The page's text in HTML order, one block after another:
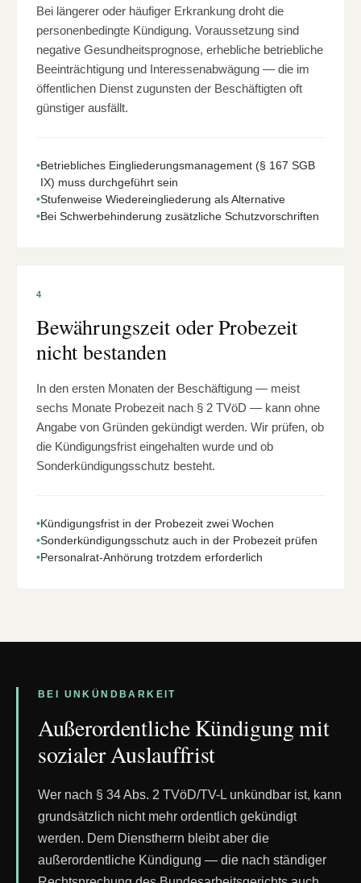
Bei längerer oder häufiger Erkrankung droht die
personenbedingte Kündigung. Voraussetzung sind
negative Gesundheitsprognose, erhebliche betriebliche
Beeinträchtigung und Interessenabwägung — die im
öffentlichen Dienst zugunsten der Beschäftigten oft
günstiger ausfällt.
•Betriebliches Eingliederungsmanagement (§ 167 SGB
IX) muss durchgeführt sein
•Stufenweise Wiedereingliederung als Alternative
•Bei Schwerbehinderung zusätzliche Schutzvorschriften
4
Bewährungszeit oder Probezeit
nicht bestanden
In den ersten Monaten der Beschäftigung — meist
sechs Monate Probezeit nach § 2 TVöD — kann ohne
Angabe von Gründen gekündigt werden. Wir prüfen, ob
die Kündigungsfrist eingehalten wurde und ob
Sonderkündigungsschutz besteht.
•Kündigungsfrist in der Probezeit zwei Wochen
•Sonderkündigungsschutz auch in der Probezeit prüfen
•Personalrat-Anhörung trotzdem erforderlich
BEI UNKÜNDBARKEIT
Außerordentliche Kündigung mit
sozialer Auslauffrist
Wer nach § 34 Abs. 2 TVöD/TV-L unkündbar ist, kann
grundsätzlich nicht mehr ordentlich gekündigt
werden. Dem Dienstherrn bleibt aber die
außerordentliche Kündigung — die nach ständiger